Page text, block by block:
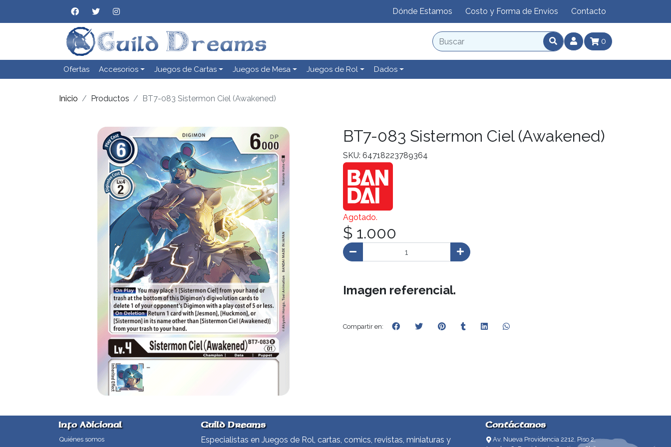
Dónde Estamos Costo y Forma de Envíos Contacto
0
Ofertas Accesorios Juegos de Cartas Juegos de Mesa Juegos de Rol Dados
Inicio Productos BT7-083 Sistermon Ciel (Awakened)
BT7-083 Sistermon Ciel (Awakened)
SKU: 64718223789364
Agotado.
$ 1.000
Imagen referencial.
Compartir en:
Info Adicional
Quiénes somos
Guild Dreams
Especialistas en Juegos de Rol, cartas, comics, revistas, miniaturas y
Contáctanos
Av. Nueva Providencia 2212, Piso 2,